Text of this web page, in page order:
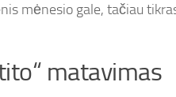
mėnesio gale, tačiau
matavimas